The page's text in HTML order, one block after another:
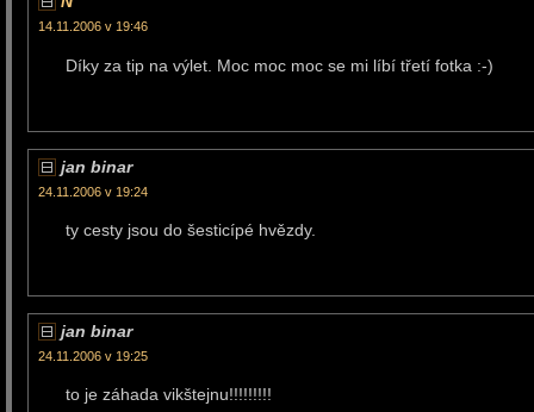
14.11.2006 v 19:46
Díky za tip na výlet. Moc moc moc se mi líbí třetí fotka :-)
jan binar
24.11.2006 v 19:24
ty cesty jsou do šesticípé hvězdy.
jan binar
24.11.2006 v 19:25
to je záhada vikštejnu!!!!!!!!!